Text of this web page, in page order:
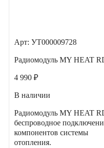
Арт: УТ000009728
Радиомодуль MY HEAT
4 990 ₽
В наличии
Радиомодуль MY HEAT
беспроводное
компонентов системы
отопления.